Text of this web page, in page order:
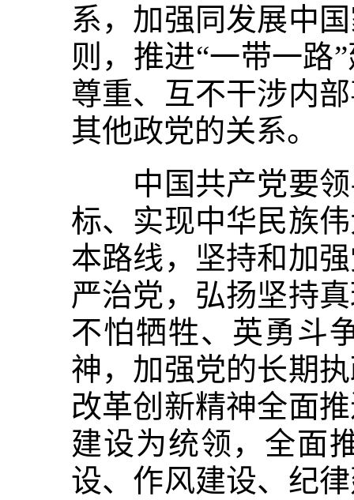
系，加强同发展中
则，推进“一带一路
尊重、互不干涉内
其他政党的关系。
中国共产党要领
标、实现中华民族
本路线，坚持和加
严治党，弘扬坚持
不怕牺牲、英勇斗
神，加强党的长期
改革创新精神全面
建设为统领，全面
设、作风建设、纪